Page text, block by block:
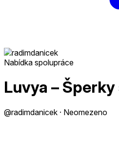
Nabídka spolupráce
Luvya –
@radimdanicek · Neomezeno